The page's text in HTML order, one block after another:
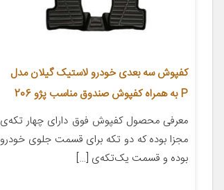
کفپوش سه بعدی خودرو لاستیک گیلان مدل
P به همراه کفپوش صندوق مناسب پژو 206
معرفی محصول کفپوش فوق دارای چهار تکه‌ی
مجزا بوده که دو تکه برای قسمت جلوی خودرو
بوده و قسمت یک‌تکه‌ی […]